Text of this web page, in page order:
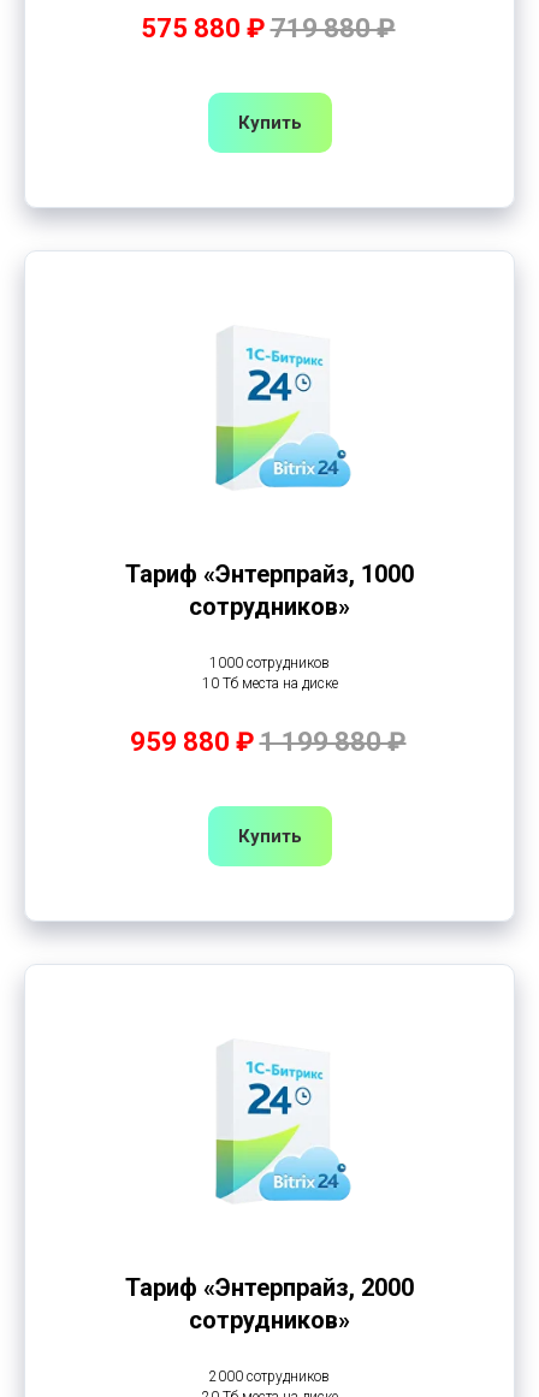
575 880 ₽719 880 ₽
Купить
Тариф «Энтерпрайз, 1000
сотрудников»
1000 сотрудников
10 Тб места на диске
959 880 ₽1 199 880 ₽
Купить
Тариф «Энтерпрайз, 2000
сотрудников»
2000 сотрудников